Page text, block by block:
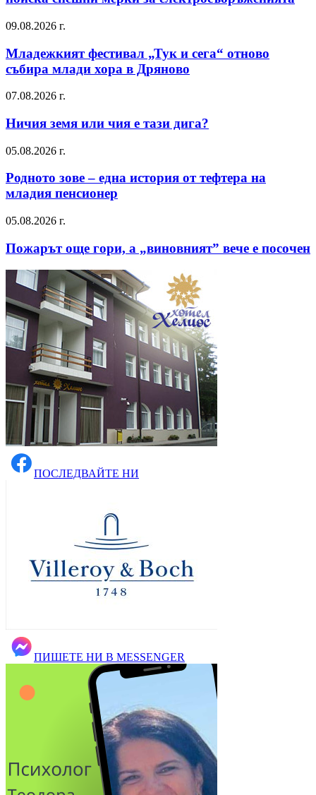
09.08.2026 г.
Младежкият фестивал „Тук и сега“ отново
събира млади хора в Дряново
07.08.2026 г.
Ничия земя или чия е тази дига?
05.08.2026 г.
Родното зове – една история от тефтера на
младия пенсионер
05.08.2026 г.
Пожарът още гори, а „виновният” вече е посочен
ПОСЛЕДВАЙТЕ НИ
ПИШЕТЕ НИ В MESSENGER